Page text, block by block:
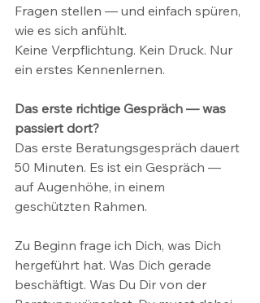
Fragen stellen — und einfach spüren,
wie es sich anfühlt.
Keine Verpflichtung. Kein Druck. Nur
ein erstes Kennenlernen.
Das erste richtige Gespräch — was
passiert dort?
Das erste Beratungsgespräch dauert
50 Minuten. Es ist ein Gespräch —
auf Augenhöhe, in einem
geschützten Rahmen.
Zu Beginn frage ich Dich, was Dich
hergeführt hat. Was Dich gerade
beschäftigt. Was Du Dir von der